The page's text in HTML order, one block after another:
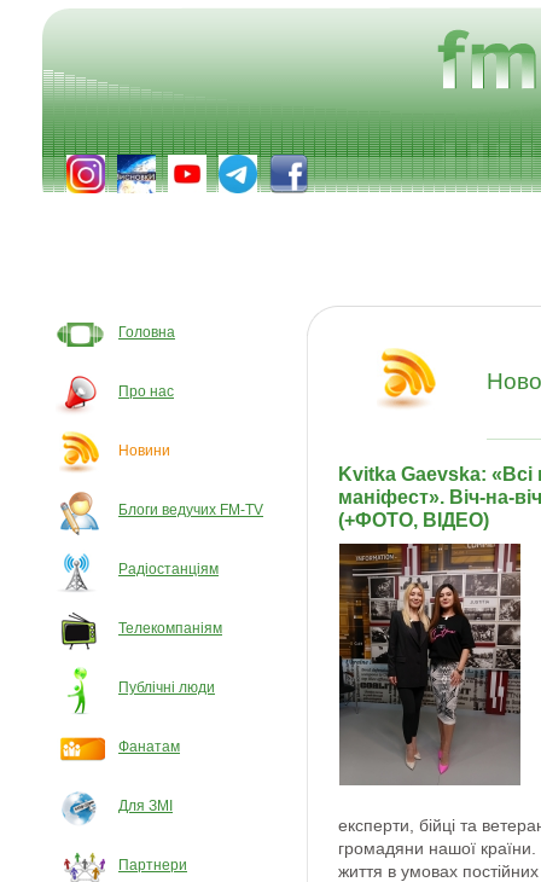
Головна
Про нас
Новини
Блоги ведучих FM-TV
Радіостанціям
Телекомпаніям
Публічні люди
Фанатам
Для ЗМІ
Партнери
Kvitka Gaevska: «Всі
маніфест». Віч-на-
(+ФОТО, ВІДЕО)
експерти, бійці та
громадяни нашої
життя в умовах